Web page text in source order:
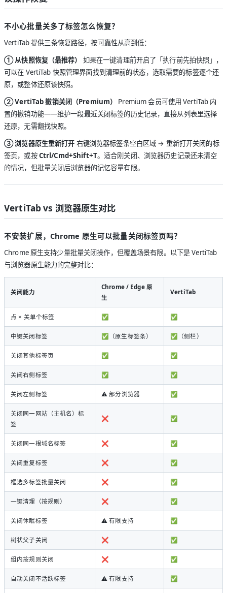
不小心批量关多了标签怎么恢复？
VertiTab 提供三条恢复路径，按可靠性从高到低：
① 从快照恢复（最推荐）
如果在一键清理前开启了「执行前先拍快照」，
可以在 VertiTab 快照管理界面找到清理前的状态，选取需要的标签逐个还
原，或整体还原该快照。
② VertiTab 撤销关闭（Premium）
Premium 会员可使用 VertiTab 内
置的撤销功能——维护一段最近关闭标签的历史记录，直接从列表里选择
还原，无需翻找快照。
③ 浏览器原生重新打开 右键浏览器标签条空白区域 → 重新打开关闭的标
签页，或按Ctrl/Cmd+Shift+T。适合刚关闭、浏览器历史记录还未清空
的情况，但批量关闭后浏览器的记忆容量有限。
VertiTab vs 浏览器原生对比
不安装扩展，Chrome 原生可以批量关闭标签页吗？
Chrome 原生支持少量批量关闭操作，但覆盖场景有限。以下是 VertiTab
与浏览器原生能力的完整对比：
关闭能力
Chrome / Edge 原
生
VertiTab
点 × 关单个标签 ✅ ✅
中键关闭标签 ✅（原生标签条） ✅（侧栏）
关闭其他标签页 ✅ ✅
关闭右侧标签 ✅ ✅
关闭左侧标签 ⚠️ 部分浏览器 ✅
关闭同一网站（主机名）标
签
❌ ✅
关闭同一根域名标签 ❌ ✅
关闭重复标签 ❌ ✅
框选多标签批量关闭 ❌ ✅
一键清理（按规则） ❌ ✅
关闭休眠标签 ⚠️ 有限支持 ✅
树状父子关闭 ❌ ✅
组内按规则关闭 ❌ ✅
自动关闭不活跃标签 ⚠️ 有限支持 ✅